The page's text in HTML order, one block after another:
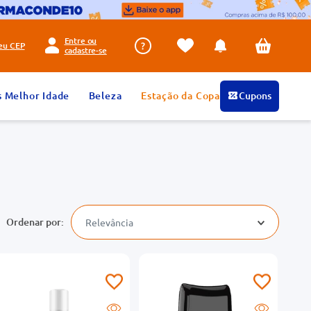
CEP
Entre ou
cadastre-se
Melhor Idade Beleza Estação da Copa Cupons
Relevância